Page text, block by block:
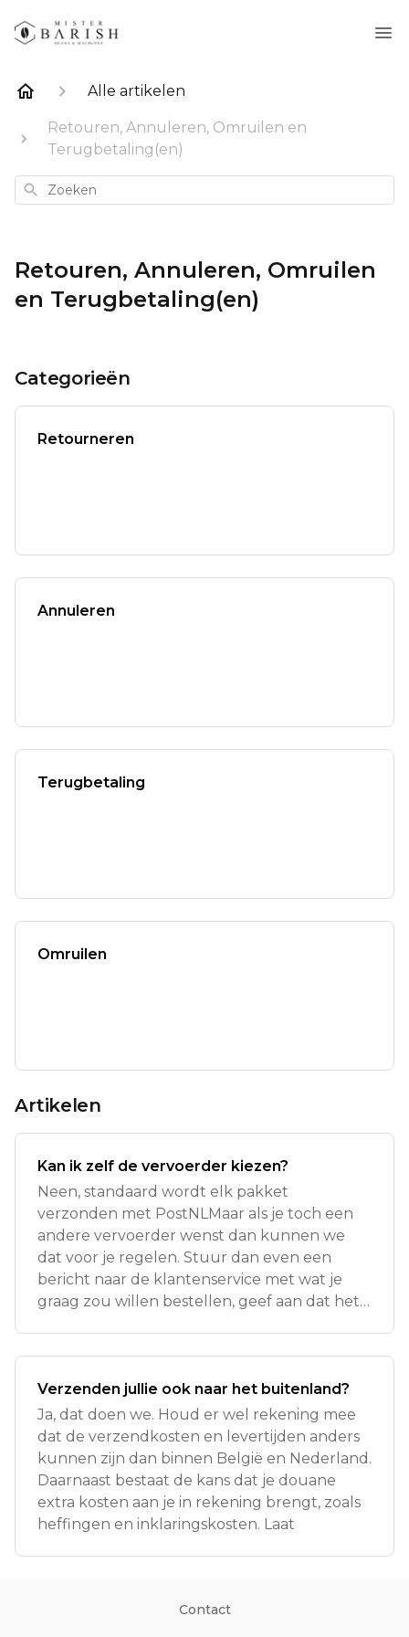
Alle artikelen
Retouren, Annuleren, Omruilen en
Terugbetaling(en)
Zoeken
Retouren, Annuleren, Omruilen
en Terugbetaling(en)
Categorieën
Retourneren
Annuleren
Terugbetaling
Omruilen
Artikelen
Kan ik zelf de vervoerder kiezen?
Neen, standaard wordt elk pakket
verzonden met PostNLMaar als je toch een
andere vervoerder wenst dan kunnen we
dat voor je regelen. Stuur dan even een
bericht naar de klantenservice met wat je
graag zou willen bestellen, geef aan dat het
Verzenden jullie ook naar het buitenland?
Ja, dat doen we. Houd er wel rekening mee
dat de verzendkosten en levertijden anders
kunnen zijn dan binnen België en Nederland.
Daarnaast bestaat de kans dat je douane
extra kosten aan je in rekening brengt, zoals
heffingen en inklaringskosten. Laat
Contact